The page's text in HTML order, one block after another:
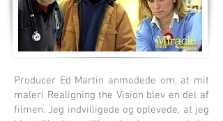
Producer Ed Martin anmodede om, at mit
maleri Realigning the Vision blev en del af
filmen. Jeg indvilligede og oplevede, at jeg